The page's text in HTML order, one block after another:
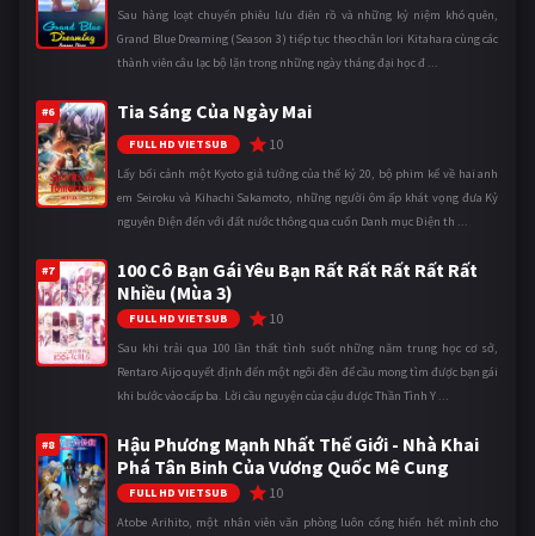
Sau hàng loạt chuyến phiêu lưu điên rồ và những kỷ niệm khó quên,
Grand Blue Dreaming (Season 3) tiếp tục theo chân Iori Kitahara cùng các
thành viên câu lạc bộ lặn trong những ngày tháng đại học đ ...
#6 Tia Sáng Của Ngày Mai
FULL HD VIETSUB 10
Lấy bối cảnh một Kyoto giả tưởng của thế kỷ 20, bộ phim kể về hai anh
em Seiroku và Kihachi Sakamoto, những người ôm ấp khát vọng đưa Kỷ
nguyên Điện đến với đất nước thông qua cuốn Danh mục Điện th ...
#7
100 Cô Bạn Gái Yêu Bạn Rất Rất Rất Rất Rất
Nhiều (Mùa 3)
FULL HD VIETSUB 10
Sau khi trải qua 100 lần thất tình suốt những năm trung học cơ sở,
Rentaro Aijo quyết định đến một ngôi đền để cầu mong tìm được bạn gái
khi bước vào cấp ba. Lời cầu nguyện của cậu được Thần Tình Y ...
#8
Hậu Phương Mạnh Nhất Thế Giới - Nhà Khai
Phá Tân Binh Của Vương Quốc Mê Cung
FULL HD VIETSUB 10
Atobe Arihito, một nhân viên văn phòng luôn cống hiến hết mình cho